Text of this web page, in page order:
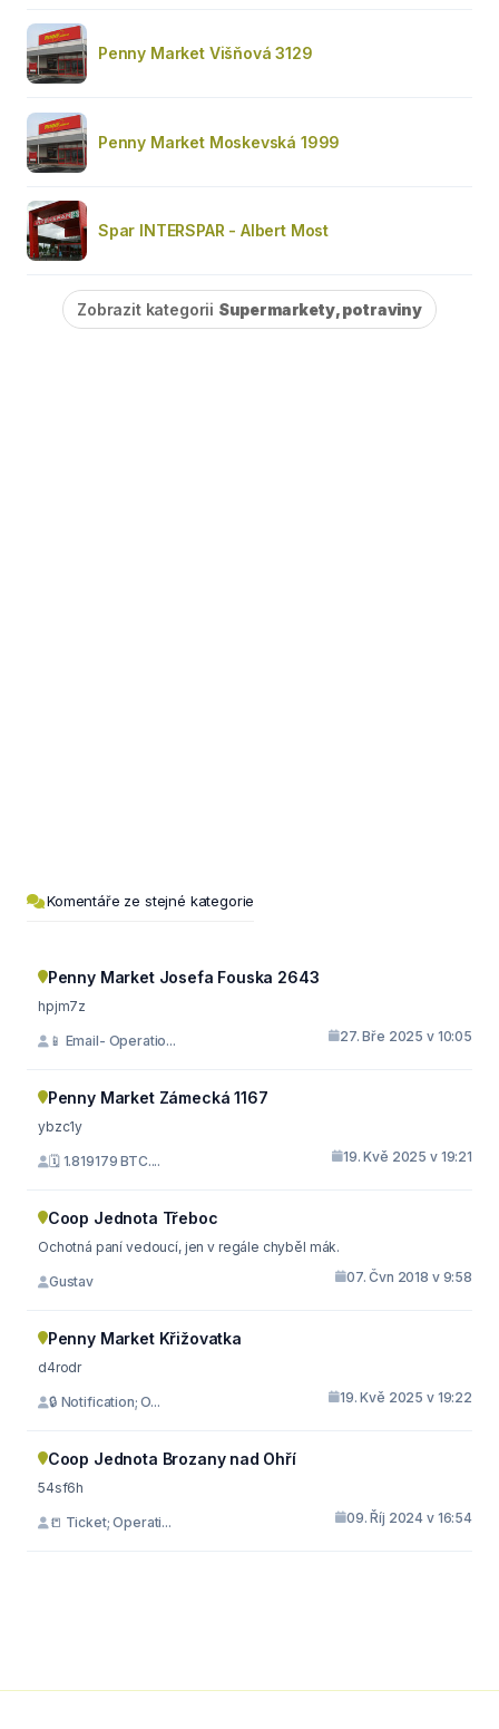
Penny Market Višňová 3129
Penny Market Moskevská 1999
Spar INTERSPAR - Albert Most
Zobrazit kategorii Supermarkety, potraviny
Komentáře ze stejné kategorie
Penny Market Josefa Fouska 2643
hpjm7z
📱 Email- Operatio... 27. Bře 2025 v 10:05
Penny Market Zámecká 1167
ybzc1y
🗓 1.819179 BTC.... 19. Kvě 2025 v 19:21
Coop Jednota Třeboc
Ochotná paní vedoucí, jen v regále chyběl mák.
Gustav 07. Čvn 2018 v 9:58
Penny Market Křižovatka
d4rodr
🔒 Notification; O... 19. Kvě 2025 v 19:22
Coop Jednota Brozany nad Ohří
54sf6h
📒 Ticket; Operati... 09. Říj 2024 v 16:54